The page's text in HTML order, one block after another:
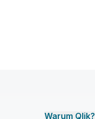
Warum Qlik?